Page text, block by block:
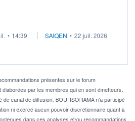
actions individuelles.
soit éligible au PEA.
• 14:39 SAIQEN • 22 juil. 2026
présentes sur le forum
par les membres qui en sont émetteurs.
de canal de diffusion, BOURSORAMA n'a participé
ni exercé aucun pouvoir discrétionnaire quant à
dans ces analyses et/ou recommandations